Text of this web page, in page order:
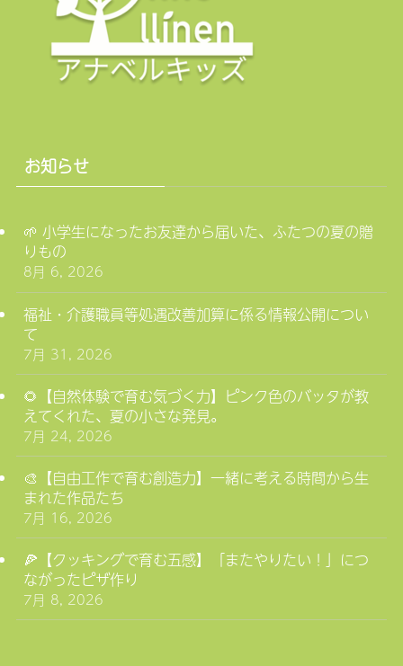
お知らせ
🌱 小学生になったお友達から届いた、ふたつの夏の贈
りもの
8月 6, 2026
福祉・介護職員等処遇改善加算に係る情報公開につい
て
7月 31, 2026
🌻【自然体験で育む気づく力】ピンク色のバッタが教
えてくれた、夏の小さな発見。
7月 24, 2026
🎨【自由工作で育む創造力】一緒に考える時間から生
まれた作品たち
7月 16, 2026
🍕【クッキングで育む五感】「またやりたい！」につ
ながったピザ作り
7月 8, 2026